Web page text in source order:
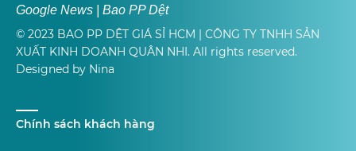
Google News | Bao PP Dệt
© 2023 BAO PP DỆT GIÁ SỈ HCM | CÔNG TY TNHH SẢN
XUẤT KINH DOANH QUÂN NHI. All rights reserved.
Designed by Nina
Chính sách khách hàng